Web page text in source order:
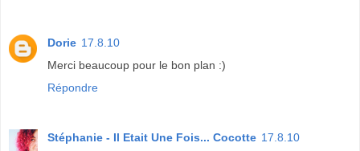
Dorie 17.8.10
Merci beaucoup pour le bon plan :)
Répondre
Stéphanie - Il Etait Une Fois... Cocotte 17.8.10